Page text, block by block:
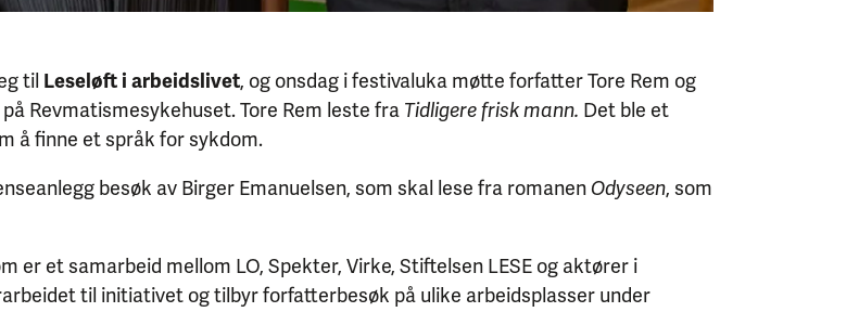
til Leseløft i arbeidslivet, og onsdag i festivaluka møtte forfatter Tore Rem og
Revmatismesykehuset. Tore Rem leste fra Tidligere frisk mann. Det ble et
å finne et språk for sykdom.
besøk av Birger Emanuelsen, som skal lese fra romanenOdyseen, som
er et samarbeid mellom LO, Spekter, Virke, Stiftelsen LESE og aktører i
til initiativet og tilbyr forfatterbesøk på ulike arbeidsplasser under